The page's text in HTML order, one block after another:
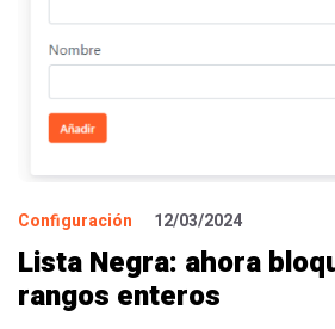
Configuración 12/03/2024
Lista Negra: ahora
rangos enteros